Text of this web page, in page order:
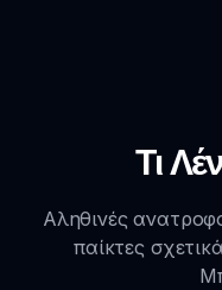
Τι
Αληθινές
παίκτες